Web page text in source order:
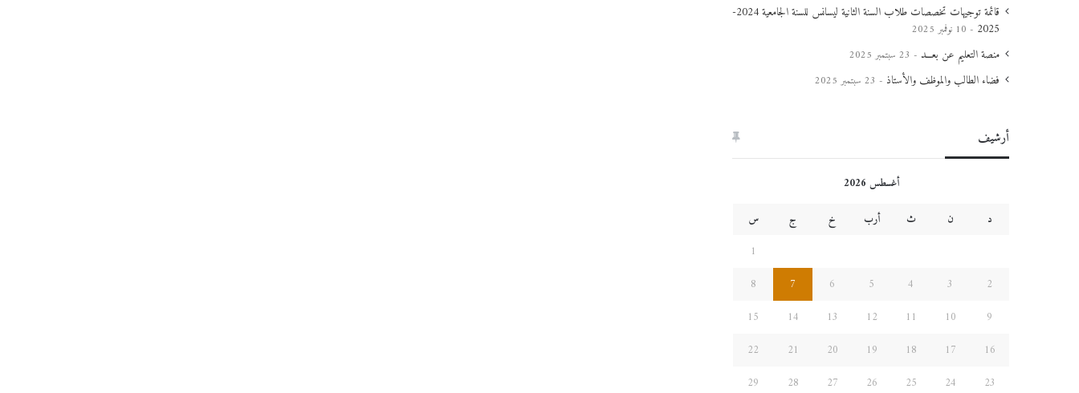
قائمة توجيهات تخصصات طلاب السنة الثانية ليسانس للسنة الجامعية 2024-
2025
10 نوفمبر 2025
منصة التعليم عن بعـــد 23 سبتمبر 2025
فضاء الطالب والموظف والأستاذ 23 سبتمبر 2025
أرشيف
أغسطس 2026
د
ن ث أرب خ ج
س
1
2
3
4
5
6
7
8
9
10
11
12
13
14
15
16
17
18
19
20
21
22
23
24
25
26
27
28
29